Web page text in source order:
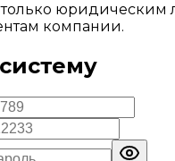
только юридическим
компании.